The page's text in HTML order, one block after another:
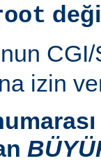
CGI/
izin